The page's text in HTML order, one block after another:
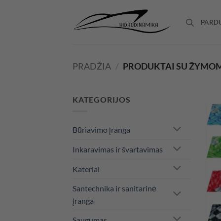
PRADŽIA / PRODUKTAI SU
KATEGORIJOS
Būriavimo įranga
Inkaravimas ir švartavimas
Kateriai
Santechnika ir sanitarinė
įranga